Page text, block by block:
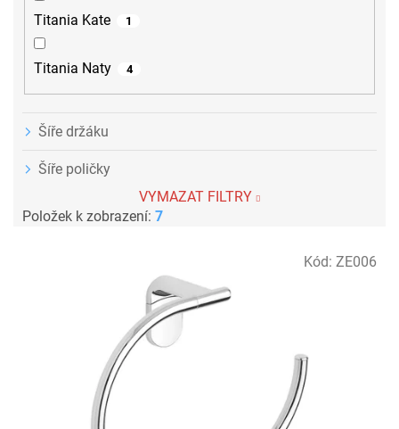
Titania Kate 1
Titania Naty 4
Šíře držáku
Šíře poličky
VYMAZAT FILTRY
Položek k zobrazení: 7
Kód: ZE006